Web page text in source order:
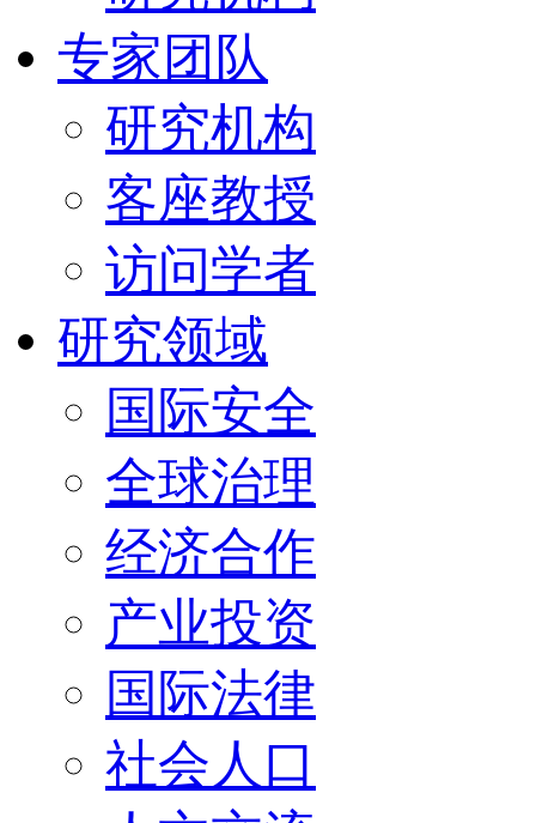
专家团队
研究机构
客座教授
访问学者
研究领域
国际安全
全球治理
经济合作
产业投资
国际法律
社会人口